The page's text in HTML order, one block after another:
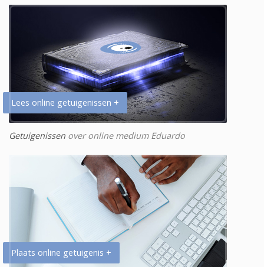
Lees online getuigenissen +
Getuigenissen over online medium Eduardo
Plaats online getuigenis +